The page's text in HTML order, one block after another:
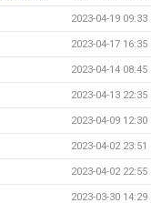
2023-04-19 09:33
2023-04-17 16:35
2023-04-14 08:45
2023-04-13 22:35
2023-04-09 12:30
2023-04-02 23:51
2023-04-02 22:55
2023-03-30 14:29